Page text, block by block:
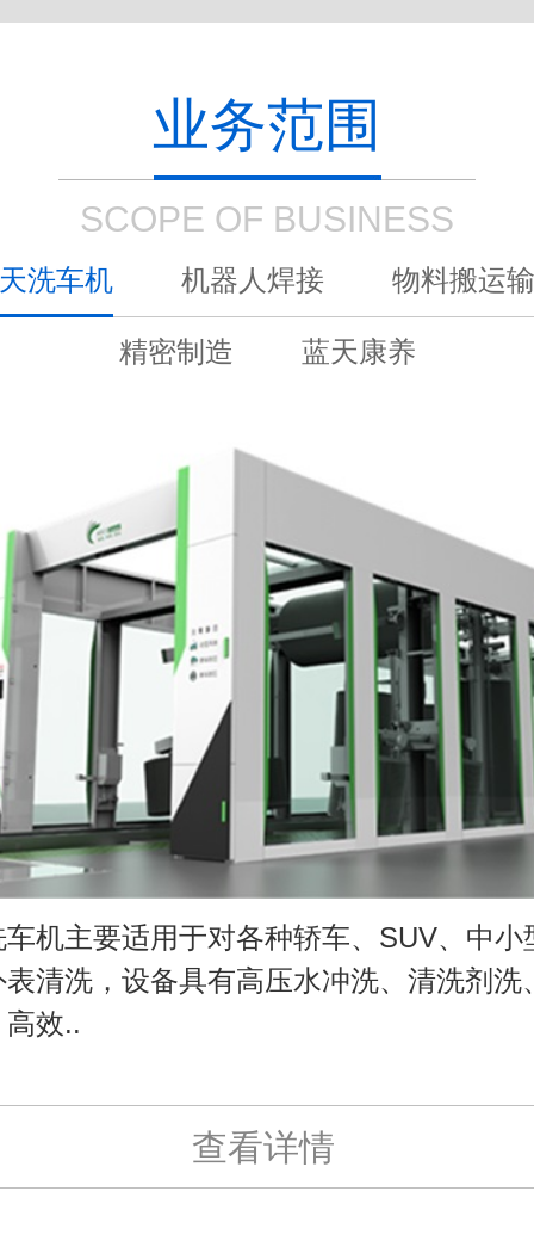
业务范围
SCOPE OF BUSINESS
洗车机 机器人焊接 物料搬运
精密制造 蓝天康养
机主要适用于对各种轿车、SUV、中小
清洗，设备具有高压水冲洗、清洗剂洗
效..
查看详情